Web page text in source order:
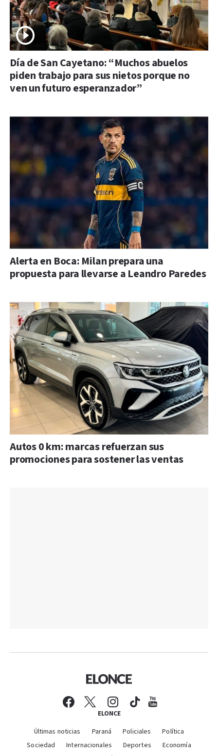
Día de San Cayetano: “Muchos abuelos
piden trabajo para sus nietos porque no
ven un futuro esperanzador”
Alerta en Boca: Milan prepara una
propuesta para llevarse a Leandro Paredes
Autos 0 km: marcas refuerzan sus
promociones para sostener las ventas
ELONCE
Últimas noticias Paraná Policiales
Política
Sociedad
Internacionales Deportes
Economía